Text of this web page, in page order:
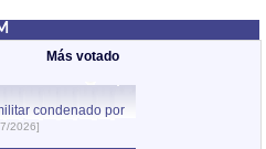
Más votado
condenado por
2026]